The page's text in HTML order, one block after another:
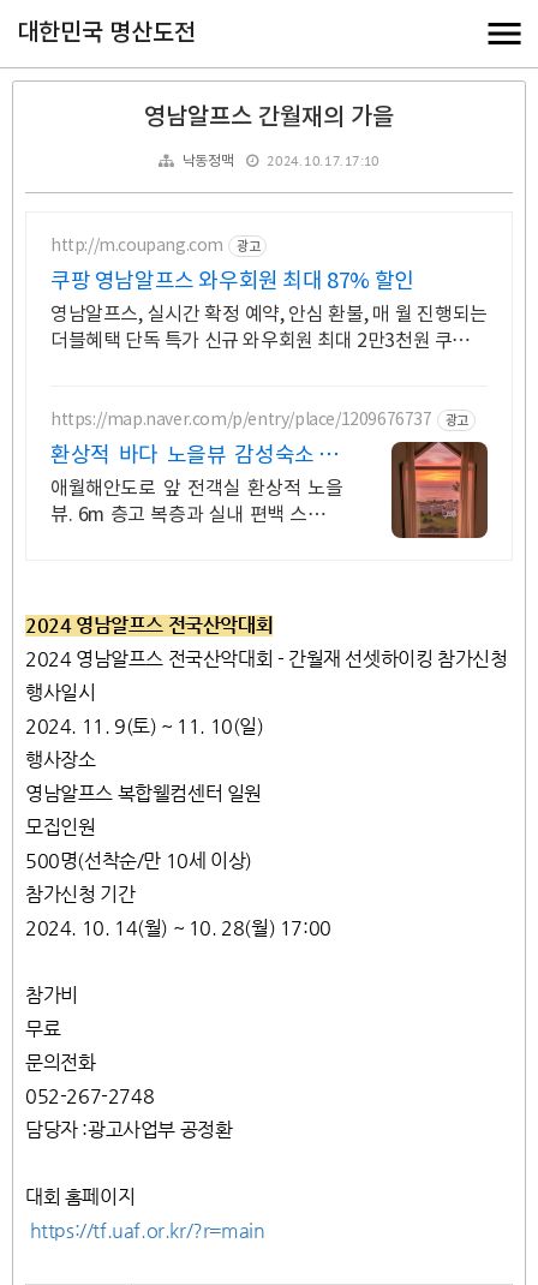
대한민국 명산도전
영남알프스 간월재의 가을
낙동정맥 2024. 10. 17. 17:10
http://m.coupang.com 광고
쿠팡 영남알프스 와우회원 최대 87% 할인
영남알프스, 실시간 확정 예약, 안심 환불, 매 월 진행되는
더블혜택 단독 특가 신규 와우회원 최대 2만3천원 쿠폰팩
https://map.naver.com/p/entry/place/1209676737 광고
환상적 바다 노을뷰 감성숙소 통
창 너머 애월 파노라마바다
애월해안도로 앞 전객실 환상적 노을
뷰. 6m 층고 복층과 실내 편백 스파에
2024 영남알프스 전국산악대회
2024 영남알프스 전국산악대회 - 간월재 선셋하이킹 참가신청
행사일시
2024. 11. 9(토) ~ 11. 10(일)
행사장소
영남알프스 복합웰컴센터 일원
모집인원
500명(선착순/만 10세 이상)
참가신청 기간
2024. 10. 14(월) ~ 10. 28(월) 17:00
참가비
무료
문의전화
052-267-2748
담당자 :광고사업부 공정환
대회 홈페이지
https://tf.uaf.or.kr/?r=main